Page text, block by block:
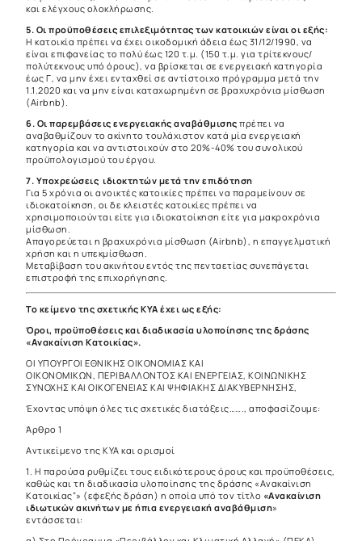
και ελέγχους ολοκλήρωσης.
5. Οι προϋποθέσεις επιλεξιμότητας των κατοικιών είναι οι εξής:
Η κατοικία πρέπει να έχει οικοδομική άδεια έως 31/12/1990, να
είναι επιφανείας το πολύ έως 120 τ.μ. (150 τ.μ. για τρίτεκνους/
πολύτεκνους υπό όρους), να βρίσκεται σε ενεργειακή κατηγορία
έως Γ, να μην έχει ενταχθεί σε αντίστοιχο πρόγραμμα μετά την
1.1.2020 και να μην είναι καταχωρημένη σε βραχυχρόνια μίσθωση
(Airbnb).
6. Οι παρεμβάσεις ενεργειακής αναβάθμισης πρέπει να
αναβαθμίζουν το ακίνητο τουλάχιστον κατά μία ενεργειακή
κατηγορία και να αντιστοιχούν στο 20%-40% του συνολικού
προϋπολογισμού του έργου.
7. Υποχρεώσεις ιδιοκτητών μετά την επιδότηση
Για 5 χρόνια οι ανοικτές κατοικίες πρέπει να παραμείνουν σε
ιδιοκατοίκηση, οι δε κλειστές κατοικίες πρέπει να
χρησιμοποιούνται είτε για ιδιοκατοίκηση είτε για μακροχρόνια
μίσθωση.
Απαγορεύεται η βραχυχρόνια μίσθωση (Airbnb), η επαγγελματική
χρήση και η υπεκμίσθωση.
Μεταβίβαση του ακινήτου εντός της πενταετίας συνεπάγεται
επιστροφή της επιχορήγησης.
Το κείμενο της σχετικής ΚΥΑ έχει ως εξής:
Όροι, προϋποθέσεις και διαδικασία υλοποίησης της δράσης
«Ανακαίνιση Κατοικίας».
ΟΙ ΥΠΟΥΡΓΟΙ ΕΘΝΙΚΗΣ ΟΙΚΟΝΟΜΙΑΣ ΚΑΙ
ΟΙΚΟΝΟΜΙΚΩΝ, ΠΕΡΙΒΑΛΛΟΝΤΟΣ ΚΑΙ ΕΝΕΡΓΕΙΑΣ, ΚΟΙΝΩΝΙΚΗΣ
ΣΥΝΟΧΗΣ ΚΑΙ ΟΙΚΟΓΕΝΕΙΑΣ KAI ΨΗΦΙΑΚΗΣ ΔΙΑΚΥΒΕΡΝΗΣΗΣ,
Έχοντας υπόψη όλες τις σχετικές διατάξεις……., αποφασίζουμε:
Άρθρο 1
Αντικείμενο της ΚΥΑ και ορισμοί
1. Η παρούσα ρυθμίζει τους ειδικότερους όρους και προϋποθέσεις,
καθώς και τη διαδικασία υλοποίησης της δράσης «Ανακαίνιση
Κατοικίας”» (εφεξής δράση) η οποία υπό τον τίτλο «Ανακαίνιση
ιδιωτικών ακινήτων με ήπια ενεργειακή αναβάθμιση»
εντάσσεται: